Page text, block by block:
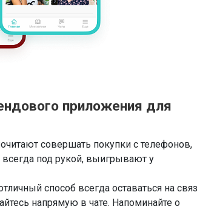
приложения для
совершать покупки с телефонов,
всегда под рукой, выигрывают у
способ всегда оставаться на
напрямую в чате. Напоминайте о